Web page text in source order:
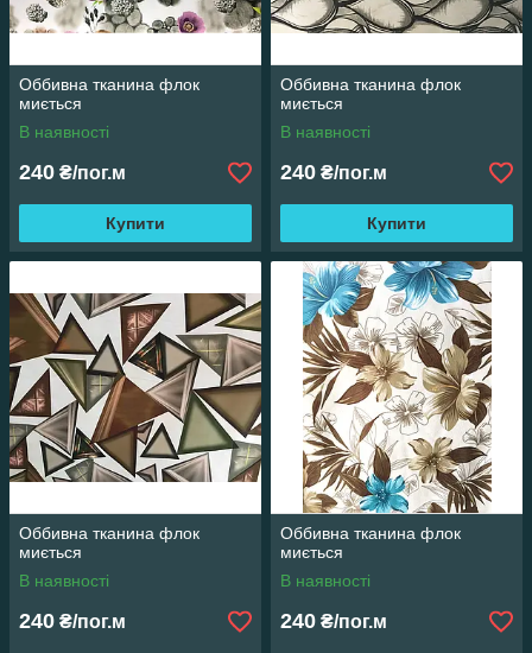
Оббивна тканина флок
миється
В наявності
240 ₴/пог.м
Купити
Оббивна тканина флок
миється
В наявності
240 ₴/пог.м
Купити
Оббивна тканина флок
миється
В наявності
240 ₴/пог.м
Оббивна тканина флок
миється
В наявності
240 ₴/пог.м